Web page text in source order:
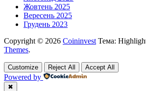
Жовтень 2025
Вересень 2025
Грудень 2023
Copyright © 2026 Coininvest Тема:
Themes.
Customize Reject All Accept All
Powered by
✖